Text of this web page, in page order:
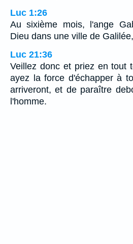
Luc 1:26
Au sixième mois, l'ange
Dieu dans une ville de
Luc 21:36
Veillez donc et priez en tout
ayez la force d'échapper à
arriveront, et de paraître
l'homme.